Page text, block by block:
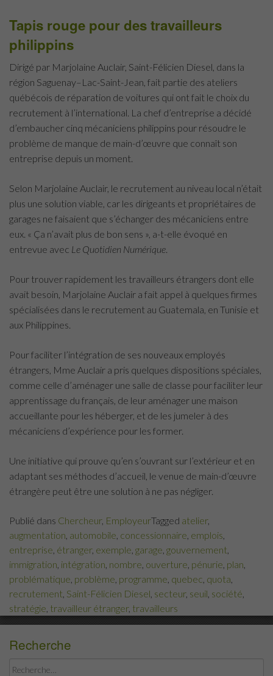
Tapis rouge pour des travailleurs
philippins
Dirigé par Marjolaine Auclair, Saint-Félicien Diesel, dans la
région Saguenay–Lac-Saint-Jean, fait partie des ateliers
québécois de réparation de voitures qui ont fait le choix du
recrutement à l’international. La chef d’entreprise a décidé
d’embaucher cinq mécaniciens philippins pour résoudre le
problème de manque de main-d’œuvre que connaît son
entreprise depuis un moment.
Selon Marjolaine Auclair, le recrutement au niveau local n’était
plus une solution viable, car les dirigeants et propriétaires de
garages ne faisaient que s’échanger des mécaniciens entre
eux. « Ça n’avait plus de bon sens », a-t-elle évoqué en
entrevue avec Le Quotidien Numérique.
Pour trouver rapidement les travailleurs étrangers dont elle
avait besoin, Marjolaine Auclair a fait appel à quelques firmes
spécialisées dans le recrutement au Guatemala, en Tunisie et
aux Philippines.
Pour faciliter l’intégration de ses nouveaux employés
étrangers, Mme Auclair a pris quelques dispositions spéciales,
comme celle d’aménager une salle de classe pour faciliter leur
apprentissage du français, de leur aménager une maison
accueillante pour les héberger, et de les jumeler à des
mécaniciens d’expérience pour les former.
Une initiative qui prouve qu’en s’ouvrant sur l’extérieur et en
adaptant ses méthodes d’accueil, le venue de main-d’œuvre
étrangère peut être une solution à ne pas négliger.
Publié dans Chercheur, EmployeurTagged atelier,
augmentation automobile concessionnaire emplois
entreprise étranger, exemple garage gouvernement
immigration intégration nombre ouverture pénurie plan
problématique problème programme quebec quota
recrutement Saint-Félicien Diesel secteur, seuil société
stratégie travailleur étranger, travailleurs
Recherche
Rechercher :